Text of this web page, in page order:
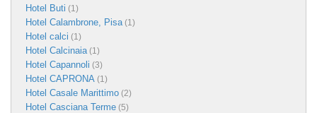
Hotel Buti (1)
Hotel Calambrone, Pisa (1)
Hotel calci (1)
Hotel Calcinaia (1)
Hotel Capannoli (3)
Hotel CAPRONA (1)
Hotel Casale Marittimo (2)
Hotel Casciana Terme (5)